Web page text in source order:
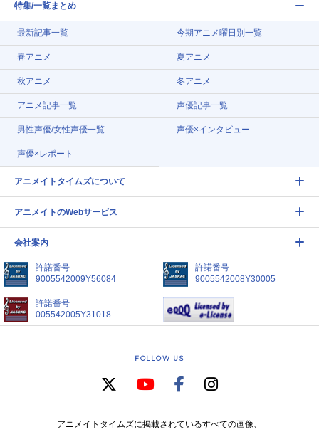
特集/一覧まとめ
最新記事一覧 今期アニメ曜日別一覧
春アニメ 夏アニメ
秋アニメ 冬アニメ
アニメ記事一覧 声優記事一覧
男性声優/女性声優一覧 声優×インタビュー
声優×レポート
アニメイトタイムズについて
アニメイトのWebサービス
会社案内
許諾番号
9005542009Y56084
許諾番号
9005542008Y30005
許諾番号
005542005Y31018
FOLLOW US
アニメイトタイムズに掲載されているすべての画像、